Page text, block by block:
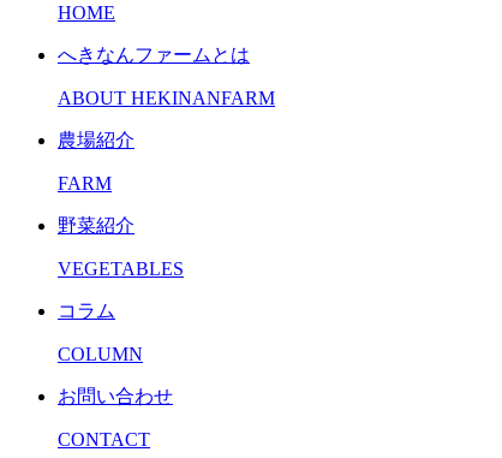
HOME
へきなんファームとは
ABOUT HEKINANFARM
農場紹介
FARM
野菜紹介
VEGETABLES
コラム
COLUMN
お問い合わせ
CONTACT